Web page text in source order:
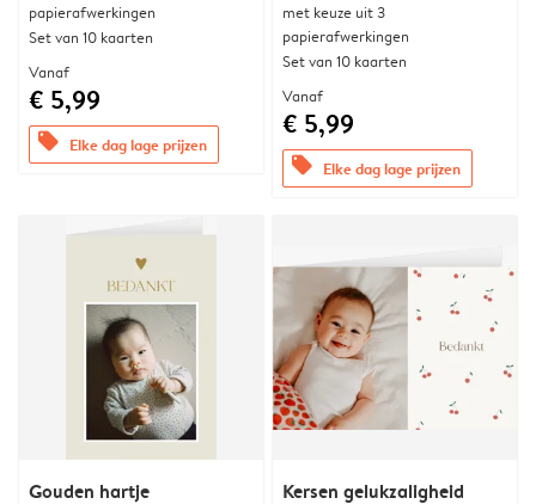
papierafwerkingen
Set van 10 kaarten
Vanaf
€ 5,99
offers Elke dag lage prijzen
met keuze uit 3
papierafwerkingen
Set van 10 kaarten
Vanaf
€ 5,99
offers Elke dag lage prijzen
Gouden hartje Kersen gelukzaligheid